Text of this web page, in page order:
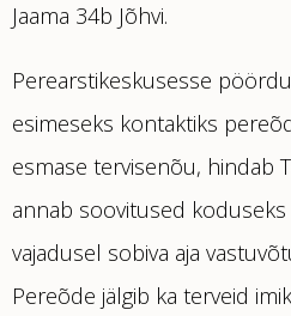
Jaama 34b Jõhvi.
Perearstikeskusesse
esimeseks kontaktiks
esmase tervisenõu, hindab
annab soovitused koduseks
vajadusel sobiva aja
Pereõde jälgib ka terveid